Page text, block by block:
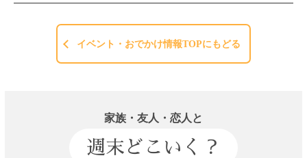
イベント・おでかけ情報TOPにもどる
家族・友人・恋人と
週末どこいく？